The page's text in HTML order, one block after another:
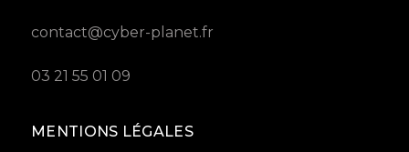
contact@cyber-planet.fr
03 21 55 01 09
MENTIONS LÉGALES